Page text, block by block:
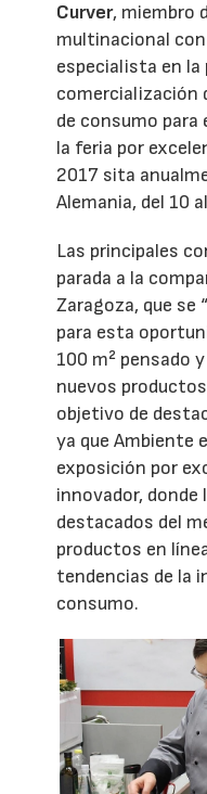
Curver, miembro
multinacional
especialista en la
comercialización
de consumo para
la feria por
2017 sita
Alemania, del 10
Las principales
parada a la
Zaragoza, que se
para esta
100 m² pensado
nuevos
objetivo de
ya que Ambiente
exposición por
innovador, donde
destacados del
productos en
tendencias de la
consumo.